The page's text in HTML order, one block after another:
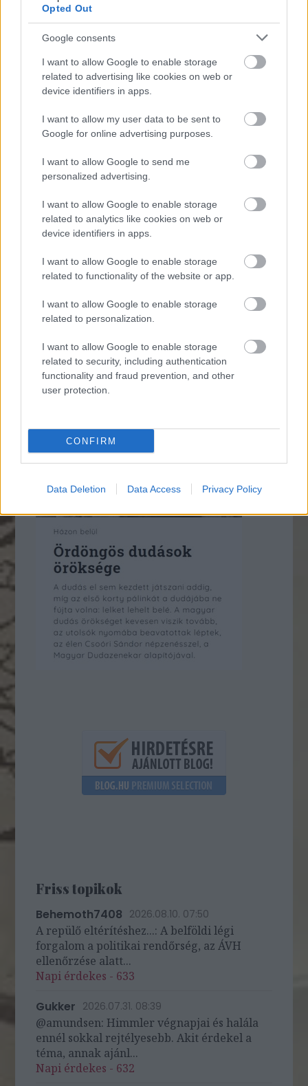
Opted Out
Google consents
I want to allow Google to enable storage
related to advertising like cookies on web or
device identifiers in apps.
I want to allow my user data to be sent to
Google for online advertising purposes.
I want to allow Google to send me
personalized advertising.
I want to allow Google to enable storage
related to analytics like cookies on web or
device identifiers in apps.
I want to allow Google to enable storage
related to functionality of the website or app.
I want to allow Google to enable storage
related to personalization.
I want to allow Google to enable storage
related to security, including authentication
functionality and fraud prevention, and other
user protection.
CONFIRM
Data Deletion Data Access Privacy Policy
Friss topikok
Behemoth7408 2026.08.10. 07:50
A repülő eltérítéshez...: A belföldi légi
forgalom a politikai rendőrség, az ÁVH
ellenőrzése alatt...
Napi érdekes - 633
Gukker 2026.07.31. 08:39
@amundsen: Himmler végnapjai és halála
ennél sokkal rejtélyesebb. Akit érdekel a
téma, annak ajánl...
Napi érdekes - 632